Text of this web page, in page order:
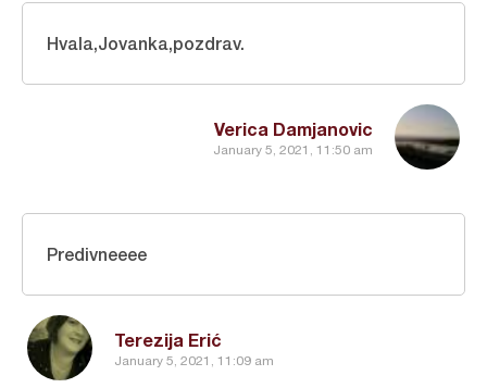
Verica Damjanovic
January 5, 2021, 11:50 am
Hvala,Jovanka,pozdrav.
Terezija Erić
January 5, 2021, 11:09 am
Predivneeee